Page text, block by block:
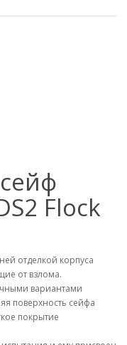
Flock
отделкой корпуса
от взлома.
вариантами
поверхность сейфа
покрытие